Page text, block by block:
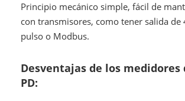
Principio mecánico simple, fácil de
con transmisores, como tener salida de
pulso o Modbus.
Desventajas de los medidores
PD: